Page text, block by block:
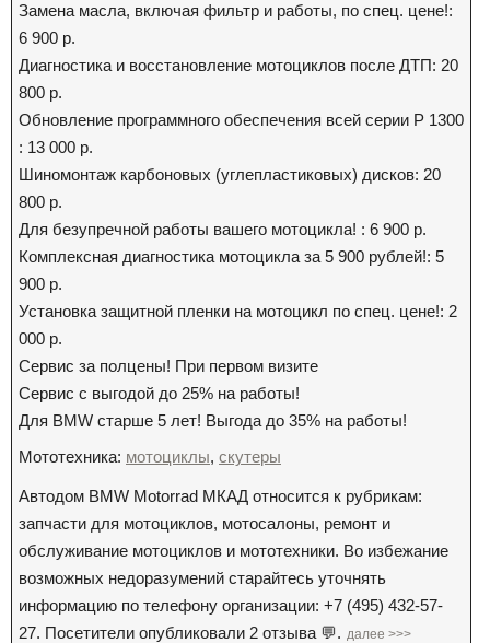
Замена масла, включая фильтр и работы, по спец. цене!:
6 900 р.
Диагностика и восстановление мотоциклов после ДТП: 20
800 р.
Обновление программного обеспечения всей серии Р 1300
: 13 000 р.
Шиномонтаж карбоновых (углепластиковых) дисков: 20
800 р.
Для безупречной работы вашего мотоцикла! : 6 900 р.
Комплексная диагностика мотоцикла за 5 900 рублей!: 5
900 р.
Установка защитной пленки на мотоцикл по спец. цене!: 2
000 р.
Сервис за полцены! При первом визите
Сервис с выгодой до 25% на работы!
Для BMW старше 5 лет! Выгода до 35% на работы!
Мототехника: мотоциклы, скутеры
Автодом BMW Motorrad МКАД относится к рубрикам:
запчасти для мотоциклов, мотосалоны, ремонт и
обслуживание мотоциклов и мототехники. Во избежание
возможных недоразумений старайтесь уточнять
информацию по телефону организации: +7 (495) 432-57-
27. Посетители опубликовали 2 отзыва 💬. далее >>>